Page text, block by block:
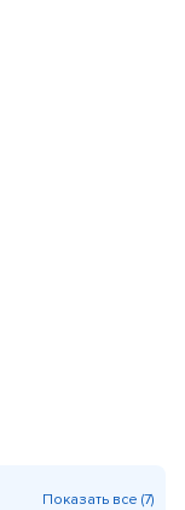
Показать все (7)